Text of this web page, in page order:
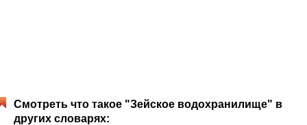
Смотреть что такое "Зейское водохранилище" в
других словарях: